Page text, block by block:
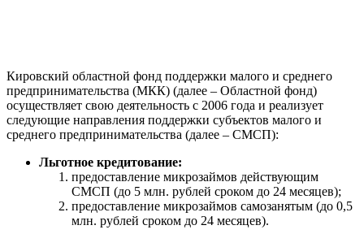
Кировский областной фонд поддержки малого и среднего
предпринимательства (МКК) (далее – Областной фонд)
осуществляет свою деятельность с 2006 года и реализует
следующие направления поддержки субъектов малого и
среднего предпринимательства (далее – СМСП):
Льготное кредитование:
предоставление микрозаймов действующим
СМСП (до 5 млн. рублей сроком до 24 месяцев);
предоставление микрозаймов самозанятым (до 0,5
млн. рублей сроком до 24 месяцев).